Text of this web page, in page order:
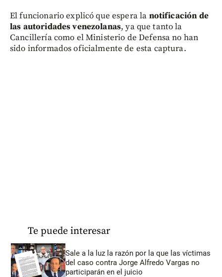
El funcionario explicó que espera la notificación de
las autoridades venezolanas, ya que tanto la
Cancillería como el Ministerio de Defensa no han
sido informados oficialmente de esta captura.
Te puede interesar
Sale a la luz la razón por la que las víctimas
del caso contra Jorge Alfredo Vargas no
participarán en el juicio